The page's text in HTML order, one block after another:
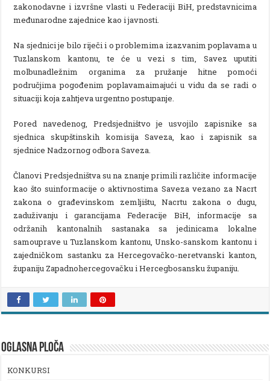
zakonodavne i izvršne vlasti u Federaciji BiH, predstavnicima
međunarodne zajednice kao i javnosti.
Na sjednici je bilo riječi i o problemima izazvanim poplavama u
Tuzlanskom kantonu, te će u vezi s tim, Savez uputiti
molbunadležnim organima za pružanje hitne pomoći
područjima pogođenim poplavamaimajući u vidu da se radi o
situaciji koja zahtjeva urgentno postupanje.
Pored navedenog, Predsjedništvo je usvojilo zapisnike sa
sjednica skupštinskih komisija Saveza, kao i zapisnik sa
sjednice Nadzornog odbora Saveza.
Članovi Predsjedništva su na znanje primili različite informacije
kao što suinformacije o aktivnostima Saveza vezano za Nacrt
zakona o građevinskom zemljištu, Nacrtu zakona o dugu,
zaduživanju i garancijama Federacije BiH, informacije sa
održanih kantonalnih sastanaka sa jedinicama lokalne
samouprave u Tuzlanskom kantonu, Unsko-sanskom kantonu i
zajedničkom sastanku za Hercegovačko-neretvanski kanton,
županiju Zapadnohercegovačku i Hercegbosansku županiju.
OGLASNA PLOČA
KONKURSI